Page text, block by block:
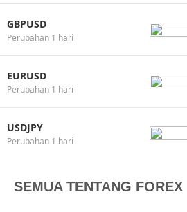
GBPUSD
Perubahan 1 hari
EURUSD
Perubahan 1 hari
USDJPY
Perubahan 1 hari
SEMUA TENTANG FOREX